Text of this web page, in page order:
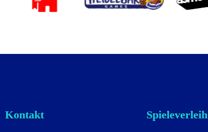
Kontakt Spieleverleih